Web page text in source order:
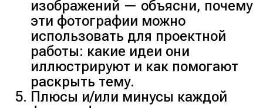
изображений — объясни, почему
эти фотографии можно
использовать для проектной
работы: какие идеи они
иллюстрируют и как помогают
раскрыть тему.
Плюсы и/или минусы каждой